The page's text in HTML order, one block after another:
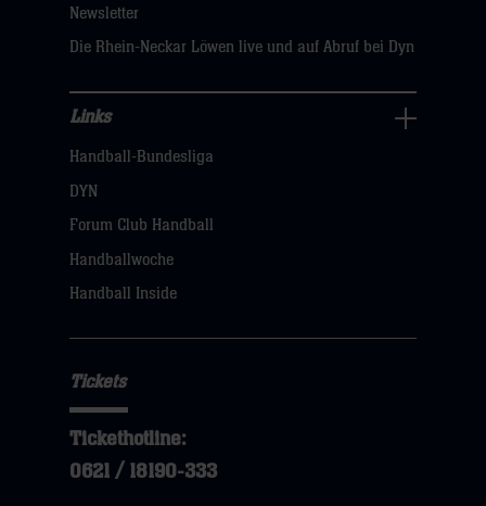
hier
Newsletter
Die Rhein-Neckar Löwen live und auf Abruf bei Dyn
Navigation
öffnen,
dann
Links
Handball-Bundesliga
DYN
Forum Club Handball
Handballwoche
Handball Inside
Tickets
Tickethotline:
0621 / 18190-333